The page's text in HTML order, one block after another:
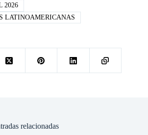
2026
LATINOAMERICANAS
relacionadas